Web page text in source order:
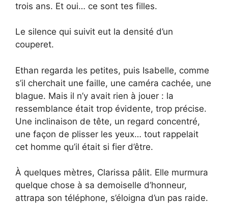
trois ans. Et oui… ce sont tes filles.
Le silence qui suivit eut la densité d’un
couperet.
Ethan regarda les petites, puis Isabelle, comme
s’il cherchait une faille, une caméra cachée, une
blague. Mais il n’y avait rien à jouer : la
ressemblance était trop évidente, trop précise.
Une inclinaison de tête, un regard concentré,
une façon de plisser les yeux… tout rappelait
cet homme qu’il était si fier d’être.
À quelques mètres, Clarissa pâlit. Elle murmura
quelque chose à sa demoiselle d’honneur,
attrapa son téléphone, s’éloigna d’un pas raide.